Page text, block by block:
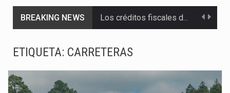
BREAKING NEWS
El gobierno de Estados Unidos anunciará un arancel del 15 % sobre los productos fabricados…
ETIQUETA: CARRETERAS